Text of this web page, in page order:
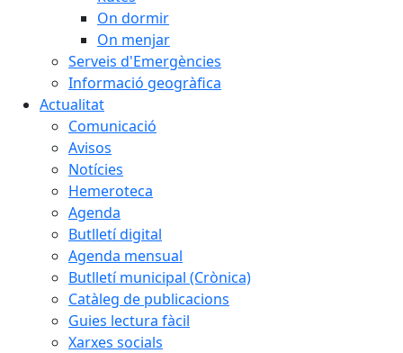
On dormir
On menjar
Serveis d'Emergències
Informació geogràfica
Actualitat
Comunicació
Avisos
Notícies
Hemeroteca
Agenda
Butlletí digital
Agenda mensual
Butlletí municipal (Crònica)
Catàleg de publicacions
Guies lectura fàcil
Xarxes socials